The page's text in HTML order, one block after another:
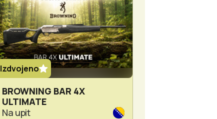
Izdvojeno
BROWNING BAR 4X
ULTIMATE
Na upit